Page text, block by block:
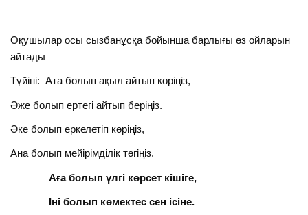
Оқушылар осы сызбанұсқа бойынша барлығы өз ойларын
айтады
Түйіні: Ата болып ақыл айтып көріңіз,
Әже болып ертегі айтып беріңіз.
Әке болып еркелетіп көріңіз,
Ана болып мейірімділік төгіңіз.
Аға болып үлгі көрсет кішіге,
Іні болып көмектес сен ісіне.